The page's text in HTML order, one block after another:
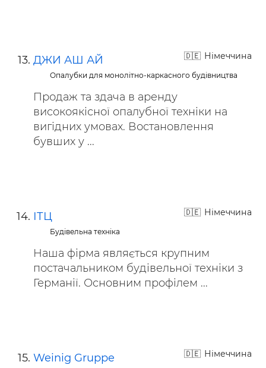
Німеччина
ДЖИ АШ АЙ
Опалубки для монолітно-каркасного будівництва
Продаж та здача в аренду
високоякісної опалубної техніки на
вигідних умовах. Востановлення
бувших у ...
Німеччина
ІТЦ
Будівельна техніка
Наша фірма являється крупним
постачальником будівельної техніки з
Германії. Основним профілем ...
Німеччина
Weinig Gruppe